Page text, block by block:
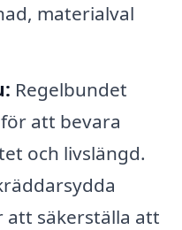
materialval
Regelbundet
att bevara
och livslängd.
säkerställa att